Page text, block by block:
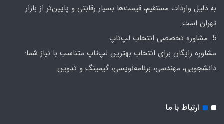
به دلیل واردات مستقیم، قیمت‌ها بسیار رقابتی و پایین‌تر از بازار
تهران است.
5. مشاوره تخصصی انتخاب لپ‌تاپ
مشاوره رایگان برای انتخاب بهترین لپ‌تاپ متناسب با نیاز شما:
دانشجویی، مهندسی، برنامه‌نویسی، گیمینگ و تدوین.
ارتباط با ما